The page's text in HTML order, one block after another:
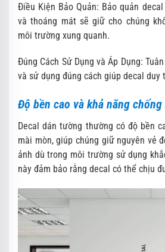
Điều Kiện Bảo Quản: Bảo quản
và thoáng mát sẽ giữ cho chúng
môi trường xung quanh.
Đúng Cách Sử Dụng và Áp Dụng:
và sử dụng đúng cách giúp decal duy
Độ bền cao và khả năng chống
Decal dán tường thường có độ bền
mài mòn, giúp chúng giữ nguyên vẻ
ảnh dù trong môi trường sử dụng
này đảm bảo rằng decal có thể chịu